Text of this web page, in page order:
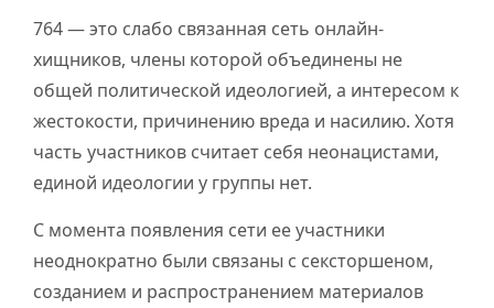
764 — это слабо связанная сеть онлайн-
хищников, члены которой объединены не
общей политической идеологией, а интересом к
жестокости, причинению вреда и насилию. Хотя
часть участников считает себя неонацистами,
единой идеологии у группы нет.
С момента появления сети ее участники
неоднократно были связаны с сексторшеном,
созданием и распространением материалов